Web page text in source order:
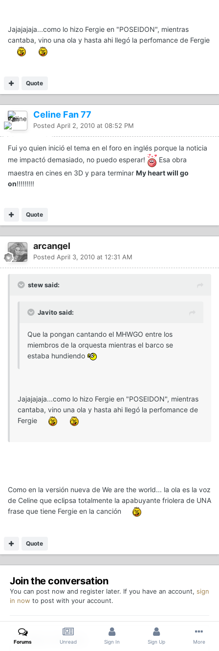
Jajajajaja...como lo hizo Fergie en "POSEIDON", mientras
cantaba, vino una ola y hasta ahi llegó la perfomance de Fergie
Quote
Celine Fan 77
Posted April 2, 2010 at 08:52 PM
Fui yo quien inició el tema en el foro en inglés porque la noticia
me impactó demasiado, no puedo esperar!
Esa obra
maestra en cines en 3D y para terminar My heart will go
on!!!!!!!!!
Quote
arcangel
Posted April 3, 2010 at 12:31 AM
stew said:
Javito said:
Que la pongan cantando el MHWGO entre los
miembros de la orquesta mientras el barco se
estaba hundiendo
Jajajajaja...como lo hizo Fergie en "POSEIDON", mientras
cantaba, vino una ola y hasta ahi llegó la perfomance de
Fergie
Como en la versión nueva de We are the world... la ola es la voz
de Celine que eclipsa totalmente la apabuyante friolera de UNA
frase que tiene Fergie en la canción
Quote
Join the conversation
You can post now and register later. If you have an account, sign
in now to post with your account.
Reply to this topic...
Forums Unread Sign In Sign Up More